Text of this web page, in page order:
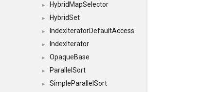
► HybridMapSelector
► HybridSet
► IndexIteratorDefaultAccess
► IndexIterator
► OpaqueBase
► ParallelSort
► SimpleParallelSort